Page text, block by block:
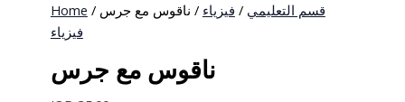
Home / قسم التعليمي / فيزياء / ناقوس مع جرس
فيزياء
ناقوس مع جرس